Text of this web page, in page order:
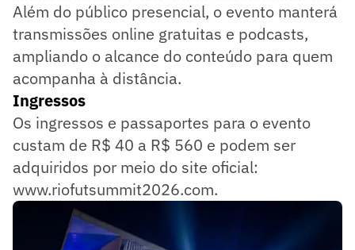
Além do público presencial, o evento manterá
transmissões online gratuitas e podcasts,
ampliando o alcance do conteúdo para quem
acompanha à distância.
Ingressos
Os ingressos e passaportes para o evento
custam de R$ 40 a R$ 560 e podem ser
adquiridos por meio do site oficial:
www.riofutsummit2026.com.